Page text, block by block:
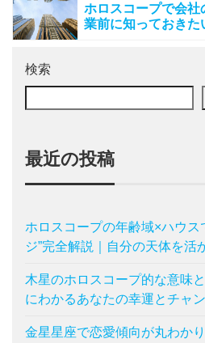
ホロスコープで会社
業前に知っておきた
検索
最近の投稿
ホロスコープの年齢域×ハウス
ジ”完全解説｜自分の天体を活
木星のホロスコープ的な意味
にわかるあなたの幸運とチャ
金星星座で恋愛傾向が丸わか